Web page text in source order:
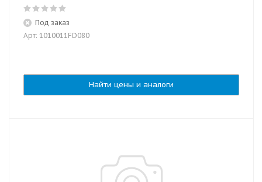
Под заказ
Арт: 1010011FD080
Найти цены и аналоги